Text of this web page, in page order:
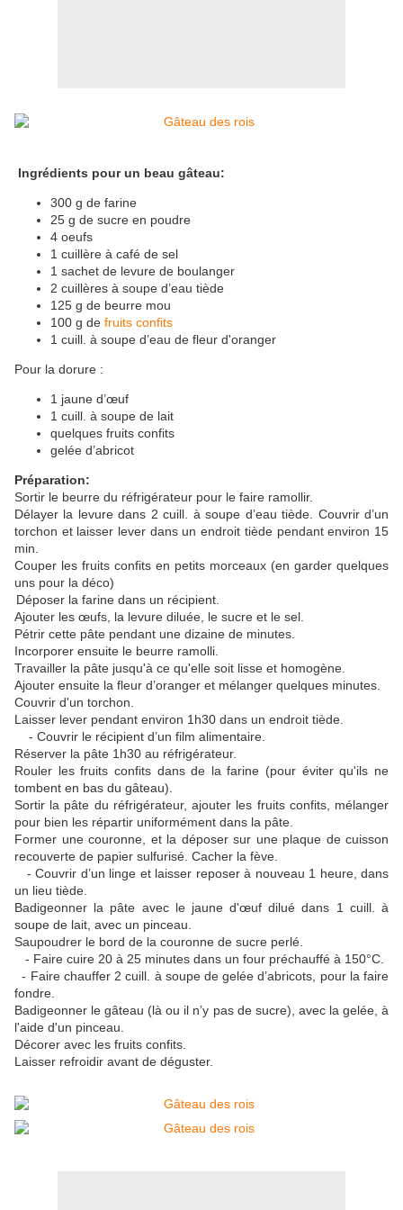
Ingrédients pour un beau gâteau:
300 g de farine
25 g de sucre en poudre
4 oeufs
1 cuillère à café de sel
1 sachet de levure de boulanger
2 cuillères à soupe d’eau tiède
125 g de beurre mou
100 g de fruits confits
1 cuill . à soupe d’eau de fleur d'oranger
Pour la dorure :
1 jaune d’œuf
1 cuill . à soupe de lait
quelques fruits confits
gelée d’abricot
Préparation:
Sortir le beurre du réfrigérateur pour le faire ramollir.
Délayer la levure dans 2cuill . à soupe d’eau tiède. Couvrir d’un
torchon et laisser lever dans un endroit tiède pendant environ 15
min.
Couper les fruits confits en petits morceaux (en garder quelques
uns pour la déco)
Déposer la farine dans un récipient.
Ajouter les œufs , la levure diluée, le sucre et le sel.
Pétrir cette pâte pendant une dizaine de minutes.
Incorporer ensuite le beurre ramolli.
Travailler la pâte jusqu'à ce qu'elle soit lisse et homogène.
Ajouter ensuite la fleur d’oranger et mélanger quelques minutes.
Couvrir d'un torchon.
Laisser lever pendant environ 1h30 dans un endroit tiède.
- Couvrir le récipient d’un film alimentaire.
Réserver la pâte 1h30 au réfrigérateur.
Rouler les fruits confits dans de la farine (pour éviterqu'ils ne
tombent en bas du gâteau).
Sortir la pâte du réfrigérateur, ajouter les fruits confits, mélanger
pour bien les répartir uniformément dans la pâte.
Former une couronne, et la déposer sur une plaque de cuisson
recouverte de papier sulfurisé. Cacher la fève.
- Couvrir d’un linge et laisser reposer à nouveau 1 heure, dans
un lieu tiède.
Badigeonner la pâte avec le jaune d'œuf dilué dans 1 cuill. à
soupe de lait, avec un pinceau
Saupoudrer le bord de la couronne de sucre perlé.
- Faire cuire 20 à 25 minutes dans un four préchauffé à 150°C.
- Faire chauffer 2cuill . à soupe de gelée d’abricots, pour la faire
fondre.
Badigeonner le gâteau (là ou il n’y pas de sucre), avec la gelée, à
l'aide d'un pinceau.
Décorer avec les fruits confits.
Laisser refroidir avant de déguster.